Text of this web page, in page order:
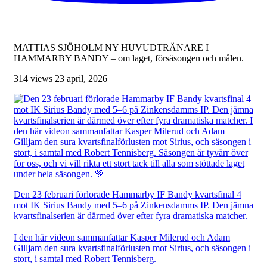
MATTIAS SJÖHOLM NY HUVUDTRÄNARE I
HAMMARBY BANDY – om laget, försäsongen och målen.
314 views 23 april, 2026
Den 23 februari förlorade Hammarby IF Bandy kvartsfinal 4
mot IK Sirius Bandy med 5–6 på Zinkensdamms IP. Den jämna
kvartsfinalserien är därmed över efter fyra dramatiska matcher.
I den här videon sammanfattar Kasper Milerud och Adam
Gilljam den sura kvartsfinalförlusten mot Sirius, och säsongen i
stort, i samtal med Robert Tennisberg.